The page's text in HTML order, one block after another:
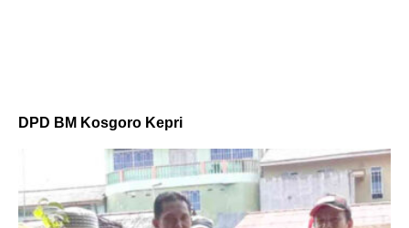
DPD BM Kosgoro Kepri